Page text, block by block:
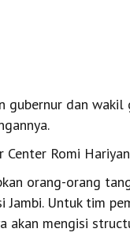
gubernur dan
Romi
orang-orang
Untuk tim
akan mengisi